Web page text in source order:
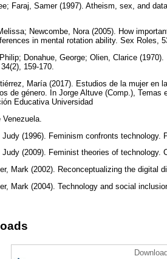
Faraj, Samer (1997). Atheism, sex, and
Newcombe, Nora (2005). How
in mental rotation ability. Sex Roles,
Donahue, George; Olien, Clarice
159-170.
María (2017). Estudios de la mujer en
de género. In Jorge Altuve (Comp.),
Educativa Universidad
Judy (1996). Feminism confronts
Judy (2009). Feminist theories of
Mark (2002). Reconceptualizing the digital
Mark (2004). Technology and social